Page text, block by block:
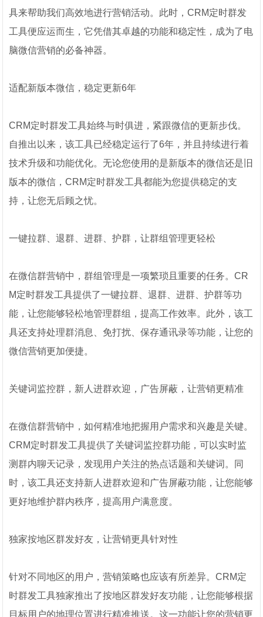
具来帮助我们高效地进行营销活动。此时，CRM定时群发
工具便应运而生，它凭借其卓越的功能和稳定性，成为了电
脑微信营销的必备神器。
适配新版本微信，稳定更新6年
CRM定时群发工具始终与时俱进，紧跟微信的更新步伐。
自推出以来，该工具已经稳定运行了6年，并且持续进行着
技术升级和功能优化。无论您使用的是新版本的微信还是旧
版本的微信，CRM定时群发工具都能为您提供稳定的支
持，让您无后顾之忧。
一键拉群、退群、进群、护群，让群组管理更轻松
在微信群营销中，群组管理是一项繁琐且重要的任务。CR
M定时群发工具提供了一键拉群、退群、进群、护群等功
能，让您能够轻松地管理群组，提高工作效率。此外，该工
具还支持处理群消息、免打扰、保存通讯录等功能，让您的
微信营销更加便捷。
关键词监控群，新人进群欢迎，广告屏蔽，让营销更精准
在微信群营销中，如何精准地把握用户需求和兴趣是关键。
CRM定时群发工具提供了关键词监控群功能，可以实时监
测群内聊天记录，发现用户关注的热点话题和关键词。同
时，该工具还支持新人进群欢迎和广告屏蔽功能，让您能够
更好地维护群内秩序，提高用户满意度。
独家按地区群发好友，让营销更具针对性
针对不同地区的用户，营销策略也应该有所差异。CRM定
时群发工具独家推出了按地区群发好友功能，让您能够根据
目标用户的地理位置进行精准推送。这一功能让您的营销更